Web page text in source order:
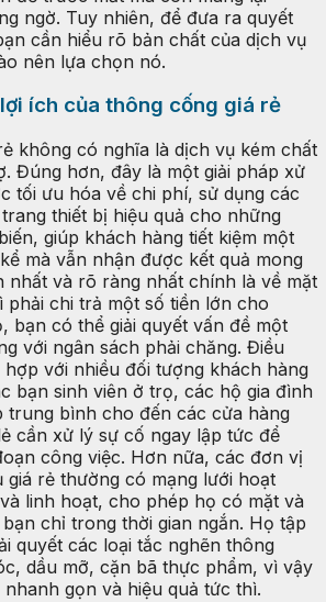
ngờ. Tuy nhiên, để đưa ra quyết
cần hiểu rõ bản chất của dịch vụ
nên lựa chọn nó.
ích của thông cống giá rẻ
không có nghĩa là dịch vụ kém chất
Đúng hơn, đây là một giải pháp xử
tối ưu hóa về chi phí, sử dụng các
thiết bị hiệu quả cho những
giúp khách hàng tiết kiệm một
mà vẫn nhận được kết quả mong
nhất và rõ ràng nhất chính là về mặt
phải chi trả một số tiền lớn cho
bạn có thể giải quyết vấn đề một
với ngân sách phải chăng. Điều
với nhiều đối tượng khách hàng
bạn sinh viên ở trọ, các hộ gia đình
trung bình cho đến các cửa hàng
cần xử lý sự cố ngay lập tức để
công việc. Hơn nữa, các đơn vị
giá rẻ thường có mạng lưới hoạt
linh hoạt, cho phép họ có mặt và
chỉ trong thời gian ngắn. Họ tập
quyết các loại tắc nghẽn thông
dầu mỡ, cặn bã thực phẩm, vì vậy
gọn và hiệu quả tức thì.